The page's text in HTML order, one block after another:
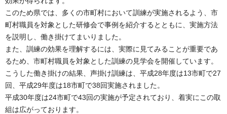
このため県では、多くの市町村において訓練が実施されるよう、市
町村職員を対象とした研修会で事例を紹介するとともに、実施方法
を説明し、働き掛けてまいりました。
また、訓練の効果を理解するには、実際に見てみることが重要であ
るため、市町村職員を対象とした訓練の見学会を開催しています。
こうした働き掛けの結果、声掛け訓練は、平成28年度は13市町で27
回、平成29年度は18市町で38回実施されました。
平成30年度は24市町で43回の実施が予定されており、着実にこの取
組は広がっております。